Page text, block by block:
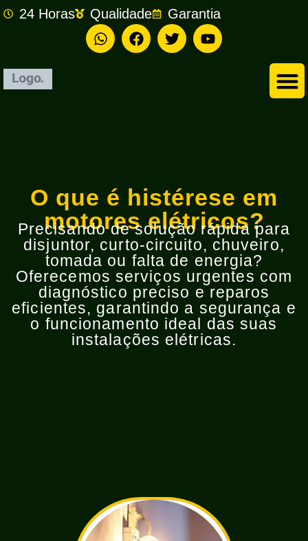
24 Horas Qualidade Garantia
O que é histérese em
motores elétricos?
Precisando de solução rápida para
disjuntor, curto-circuito, chuveiro,
tomada ou falta de energia?
Oferecemos serviços urgentes com
diagnóstico preciso e reparos
eficientes, garantindo a segurança e
o funcionamento ideal das suas
instalações elétricas.